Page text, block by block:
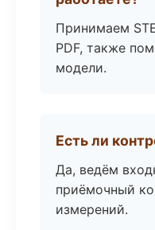
Принимаем
PDF, также
модели.
Есть ли
Да, ведём
приёмочный
измерений.